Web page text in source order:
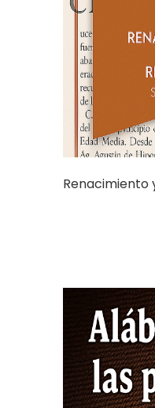
Renacimiento